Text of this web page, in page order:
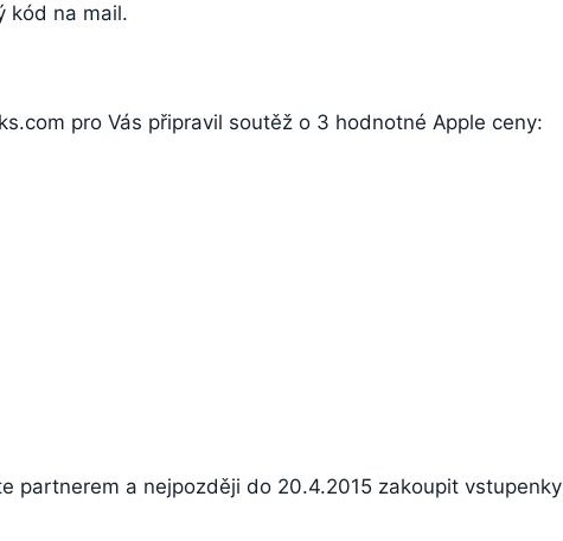
kód na mail.
pro Vás připravil soutěž o 3 hodnotné Apple ceny:
partnerem a nejpozději do 20.4.2015 zakoupit vstupenky